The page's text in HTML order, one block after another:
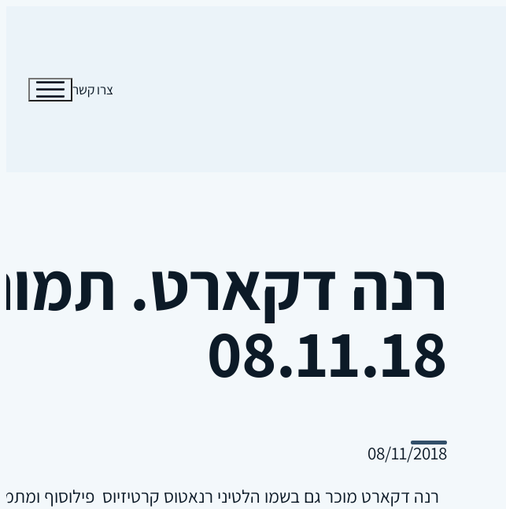
צרו קשר
רנה דקארט.
08.11.18
08/11/2018